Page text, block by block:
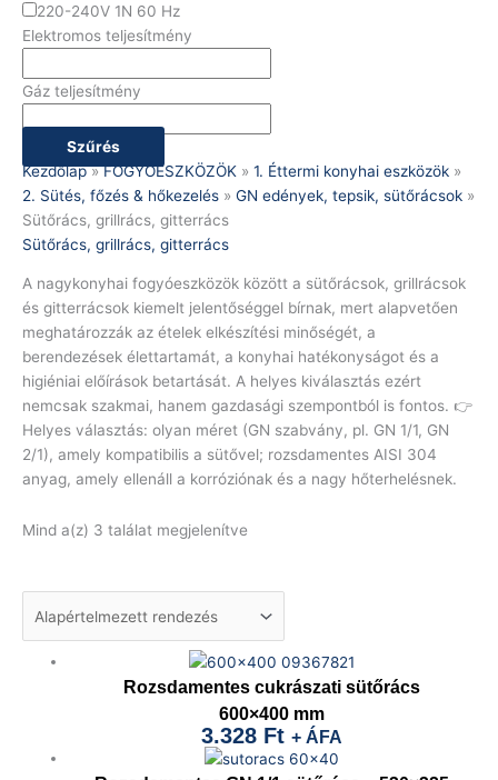
220-240V 1N 60 Hz
Elektromos teljesítmény
Gáz teljesítmény
Szűrés
Kezdőlap»FOGYÓESZKÖZÖK » 1. Éttermi konyhai eszközök »
2. Sütés, főzés & hőkezelés » GN edények, tepsik, sütőrácsok »
Sütőrács, grillrács, gitterrács
Sütőrács, grillrács, gitterrács
A nagykonyhai fogyóeszközök között a sütőrácsok, grillrácsok
és gitterrácsok kiemelt jelentőséggel bírnak, mert alapvetően
meghatározzák az ételek elkészítési minőségét, a
berendezések élettartamát, a konyhai hatékonyságot és a
higiéniai előírások betartását. A helyes kiválasztás ezért
nemcsak szakmai, hanem gazdasági szempontból is fontos. 👉
Helyes választás: olyan méret (GN szabvány, pl. GN 1/1, GN
2/1), amely kompatibilis a sütővel; rozsdamentes AISI 304
anyag, amely ellenáll a korróziónak és a nagy hőterhelésnek.
Mind a(z) 3 találat megjelenítve
Rozsdamentes cukrászati sütőrács
600×400 mm
3.328 Ft + ÁFA